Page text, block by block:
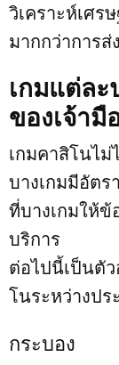
วิเคราะห์เศร
มากกว่าการส่
เกมแต่ละ
ของเจ้า
เกมคาสิโนไ
บางเกมมีอัตร
ที่บางเกมให้ข้
บริการ
ต่อไปนี้เป็นตั
โนระหว่างปร
กระบอง